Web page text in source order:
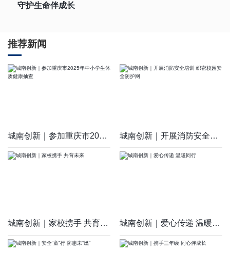
守护生命伴成长
推荐新闻
城南创新｜参加重庆市2025年中小学生体质健康抽查 城南创新｜开展消防安全培训 织密校园安全防护网
城南创新｜家校携手 共育未来 城南创新｜爱心传递 温暖同行